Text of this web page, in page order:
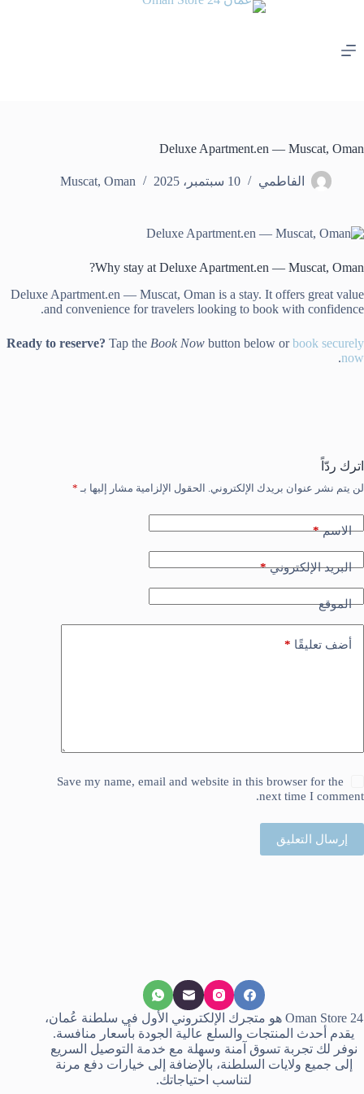
Deluxe Apartment.en — Muscat, Oman
الفاطمي 10 سبتمبر، 2025 Muscat, Oman
Why stay at Deluxe Apartment.en — Muscat, Oman?
Deluxe Apartment.en — Muscat, Oman is a stay. It offers great value
and convenience for travelers looking to book with confidence.
Ready to reserve? Tap the Book Now button below orbook securely
now
.
اترك ردّاً
لن يتم نشر عنوان بريدك الإلكتروني. الحقول الإلزامية مشار إليها بـ *
الاسم*
البريد الإلكتروني*
الموقع
أضف تعليقًا *
Save my name, email and website in this browser for the
next time I comment.
إرسال التعليق
Oman Store 24 هو متجرك الإلكتروني الأول في سلطنة عُمان،
يقدم أحدث المنتجات والسلع عالية الجودة بأسعار منافسة.
نوفر لك تجربة تسوق آمنة وسهلة مع خدمة التوصيل السريع
إلى جميع ولايات السلطنة، بالإضافة إلى خيارات دفع مرنة
لتناسب احتياجاتك.